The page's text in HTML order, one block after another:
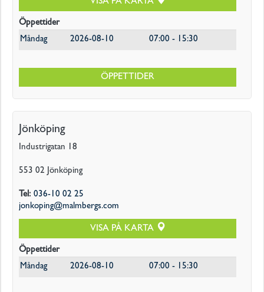
Öppettider
Måndag
2026-08-10 07:00 - 15:30
ÖPPETTIDER
Jönköping
Industrigatan 18
553 02 Jönköping
Tel: 036-10 02 25
jonkoping@malmbergs.com
VISA PÅ KARTA
Öppettider
Måndag
2026-08-10 07:00 - 15:30